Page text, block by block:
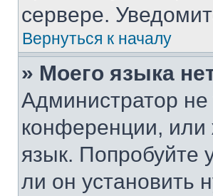
сервере.
Вернуться к началу
» Моего языка
Администратор
конференции, или
язык. Попробуйте
ли он установить